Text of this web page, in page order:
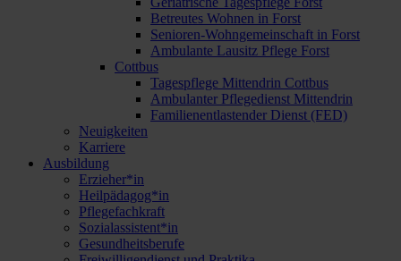
Betreutes Wohnen in Forst
Senioren-Wohngemeinschaft in Forst
Ambulante Lausitz Pflege Forst
Cottbus
Tagespflege Mittendrin Cottbus
Ambulanter Pflegedienst Mittendrin
Familienentlastender Dienst (FED)
Neuigkeiten
Karriere
Ausbildung
Erzieher*in
Heilpädagog*in
Pflegefachkraft
Sozialassistent*in
Gesundheitsberufe